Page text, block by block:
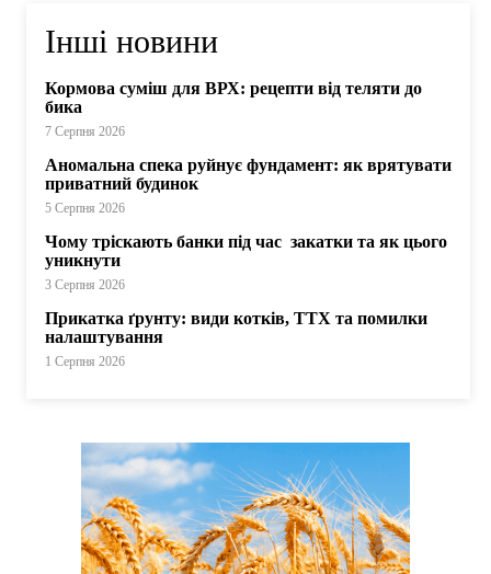
Інші новини
Кормова суміш для ВРХ: рецепти від теляти до
бика
7 Серпня 2026
Аномальна спека руйнує фундамент: як врятувати
приватний будинок
5 Серпня 2026
Чому тріскають банки під час закатки та як цього
уникнути
3 Серпня 2026
Прикатка ґрунту: види котків, ТТХ та помилки
налаштування
1 Серпня 2026